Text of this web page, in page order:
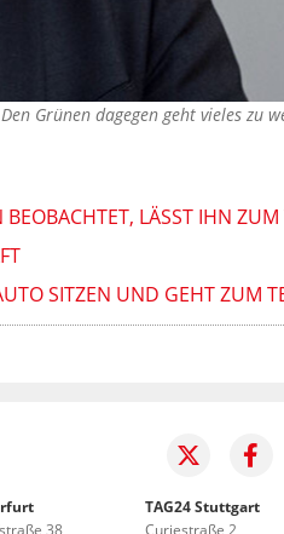
Grünen dagegen geht vieles zu
LÄSST IHN ZUM
SITZEN UND GEHT ZUM
38
TAG24 Stuttgart
Curiestraße 2